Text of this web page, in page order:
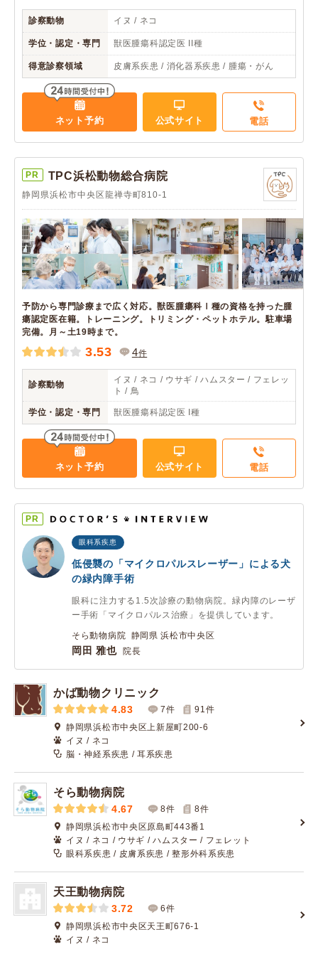
診察動物 イヌ / ネコ
学位・認定・専門 獣医腫瘍科認定医 II種
得意診察領域 皮膚系疾患 / 消化器系疾患 / 腫瘍・がん
ネット予約 公式サイト 電話
PR TPC浜松動物総合病院
静岡県浜松市中央区龍禅寺町810-1
予防から専門診療まで広く対応。獣医腫瘍科Ⅰ種の資格を持った腫
瘍認定医在籍。トレーニング。トリミング・ペットホテル。駐車場
完備。月～土19時まで。
3.53 4件
診察動物
イヌ / ネコ / ウサギ / ハムスター / フェレッ
ト / 鳥
学位・認定・専門 獣医腫瘍科認定医 I種
ネット予約 公式サイト 電話
PR
眼科系疾患
低侵襲の「マイクロパルスレーザー」による犬
の緑内障手術
眼科に注力する1.5次診療の動物病院。緑内障のレーザ
ー手術「マイクロパルス治療」を提供しています。
そら動物病院 静岡県 浜松市中央区
岡田 雅也 院長
かば動物クリニック
4.83 7件 91 件
静岡県浜松市中央区上新屋町200-6
イヌ / ネコ
脳・神経系疾患 / 耳系疾患
そら動物病院
4.67 8件 8件
静岡県浜松市中央区原島町443番1
イヌ / ネコ / ウサギ / ハムスター / フェレット
眼科系疾患 / 皮膚系疾患 / 整形外科系疾患
天王動物病院
3.72
6件
静岡県浜松市中央区天王町676-1
イヌ / ネコ